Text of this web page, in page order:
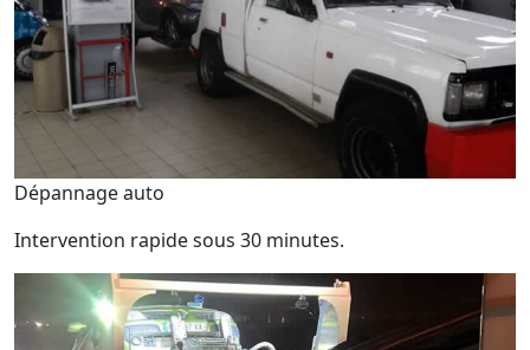
Dépannage auto
Intervention rapide sous 30 minutes.